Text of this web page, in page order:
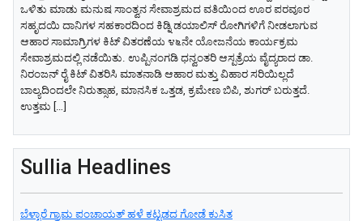
ಒಳಿತು ಮಾಡು ಮನುಷ ಸಾಂತ್ವನ ಸೇವಾಶ್ರಮದ ವತಿಯಿಂದ ಊರ ಪರವೂರ
ಸಹೃದಯಿ ದಾನಿಗಳ ಸಹಕಾರದಿಂದ ಕಿಡ್ನಿ ಡಯಾಲಿಸ್ ರೋಗಿಗಳಿಗೆ ನೀಡಲಾಗುವ
ಆಹಾರ ಸಾಮಾಗ್ರಿಗಳ ಕಿಟ್ ವಿತರಣೆಯ ೪೬ನೇ ಯೋಜನೆಯ ಕಾರ್ಯಕ್ರಮ
ಸೇವಾಶ್ರಮದಲ್ಲಿ ನಡೆಯಿತು. ಉಪ್ಪಿನಂಗಡಿ ಧನ್ವಂತರಿ ಆಸ್ಪತ್ರೆಯ ವೈದ್ಯರಾದ ಡಾ.
ನಿರಂಜನ್ ರೈ ಕಿಟ್ ವಿತರಿಸಿ ಮಾತನಾಡಿ ಆಹಾರ ಮತ್ತು ವಿಹಾರ ಸರಿಯಿಲ್ಲದೆ
ಬಾಲ್ಯದಿಂದಲೇ ನಿರುತ್ಸಾಹ, ಮಾನಸಿಕ ಒತ್ತಡ, ಕ್ರಮೇಣ ಬಿಪಿ, ಶುಗರ್ ಬರುತ್ತದೆ.
ಉತ್ತಮ […]
Sullia Headlines
ಬೆಳ್ಳಾರೆ ಗ್ರಾಮ ಪಂಚಾಯತ್ ಹಳೆ ಕಟ್ಟಡದ ಗೋಡೆ ಕುಸಿತ